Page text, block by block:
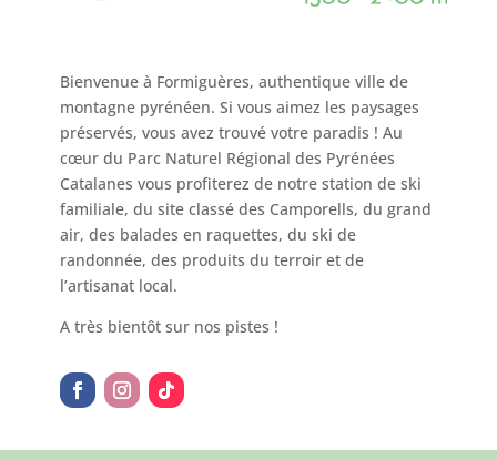
Bienvenue à Formiguères, authentique ville de
montagne pyrénéen. Si vous aimez les paysages
préservés, vous avez trouvé votre paradis ! Au
cœur du Parc Naturel Régional des Pyrénées
Catalanes vous profiterez de notre station de ski
familiale, du site classé des Camporells, du grand
air, des balades en raquettes, du ski de
randonnée, des produits du terroir et de
l’artisanat local.
A très bientôt sur nos pistes !